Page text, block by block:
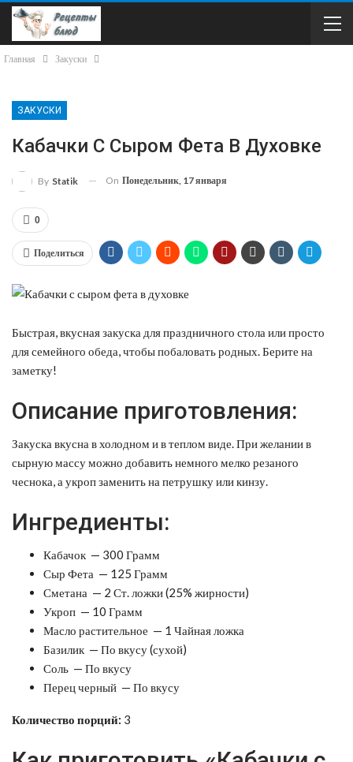
Главная Закуски
ЗАКУСКИ
Кабачки С Сыром Фета В Духовке
By Statik On Понедельник, 17 января
0
Поделиться
Быстрая, вкусная закуска для праздничного стола или просто
для семейного обеда, чтобы побаловать родных. Берите на
заметку!
Описание приготовления:
Закуска вкусна в холодном и в теплом виде. При желании в
сырную массу можно добавить немного мелко резаного
чеснока, а укроп заменить на петрушку или кинзу.
Ингредиенты:
Кабачок — 300 Грамм
Сыр Фета — 125 Грамм
Сметана — 2 Ст. ложки (25% жирности)
Укроп — 10 Грамм
Масло растительное — 1 Чайная ложка
Базилик — По вкусу (сухой)
Соль — По вкусу
Перец черный — По вкусу
Количество порций: 3